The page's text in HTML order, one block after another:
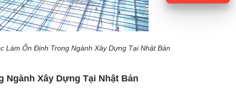
Làm Ổn Định Trong Ngành Xây Dựng Tại Nhật Bản
Ngành Xây Dựng Tại Nhật Bản